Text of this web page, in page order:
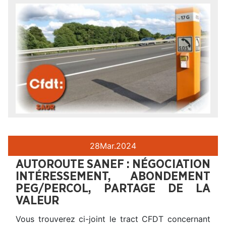
28Mar.2024
AUTOROUTE SANEF : NÉGOCIATION
INTÉRESSEMENT, ABONDEMENT
PEG/PERCOL, PARTAGE DE LA
VALEUR
Vous trouverez ci-joint le tract CFDT concernant